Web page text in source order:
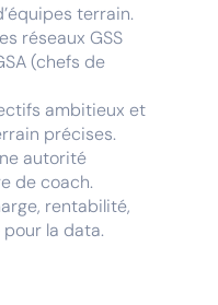
terrain.
réseaux GSS
(chefs de
ambitieux et
précises.
autorité
de coach.
rentabilité,
la data.